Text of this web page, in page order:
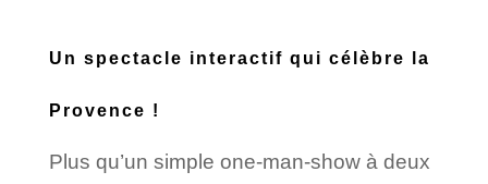
Un spectacle interactif qui célèbre la
Provence !
Plus qu’un simple one-man-show à deux